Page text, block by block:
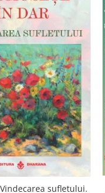
sufletului.